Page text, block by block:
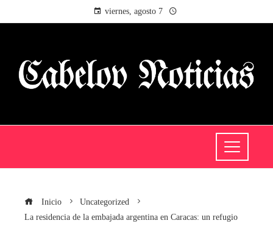
viernes, agosto 7
Inicio
Uncategorized
La residencia de la embajada argentina en Caracas: un refugio